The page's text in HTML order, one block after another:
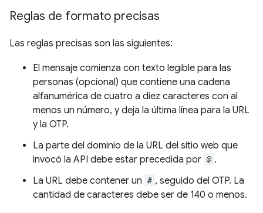
Reglas de formato precisas
Las reglas precisas son las siguientes:
El mensaje comienza con texto legible para las
personas (opcional) que contiene una cadena
alfanumérica de cuatro a diez caracteres con al
menos un número, y deja la última línea para la URL
y la OTP.
La parte del dominio de la URL del sitio web que
invocó la API debe estar precedida por @ .
La URL debe contener un # , seguido del OTP. La
cantidad de caracteres debe ser de 140 o menos.